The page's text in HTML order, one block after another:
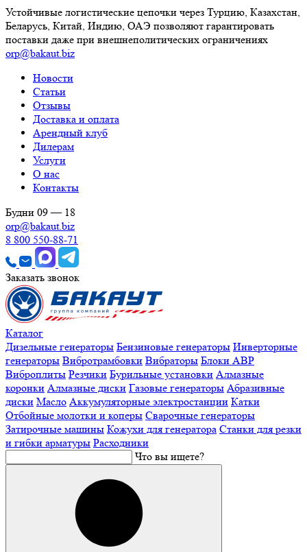
Устойчивые логистические цепочки через Турцию, Казахстан,
Беларусь, Китай, Индию, ОАЭ позволяют гарантировать
поставки даже при внешнеполитических ограничениях
orp@bakaut.biz
Новости
Статьи
Отзывы
Доставка и оплата
Арендный клуб
Дилерам
Услуги
О нас
Контакты
Будни 09 — 18
orp@bakaut.biz
8 800 550-88-71
Заказать звонок
Каталог
Дизельные генераторы Бензиновые генераторы Инверторные
генераторы Вибротрамбовки Вибраторы Блоки АВР
Виброплиты Резчики Бурильные установки Алмазные
коронки Алмазные диски Газовые генераторы Абразивные
диски Масло Аккумуляторные электростанции Катки
Отбойные молотки и коперы Сварочные генераторы
Затирочные машины Кожухи для генератора Станки для резки
и гибки арматуры Расходники
Что вы ищете?